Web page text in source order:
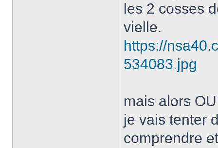
les 2 cosses
vielle.
https://
534083.jpg
mais alors
je vais tenter
comprendre